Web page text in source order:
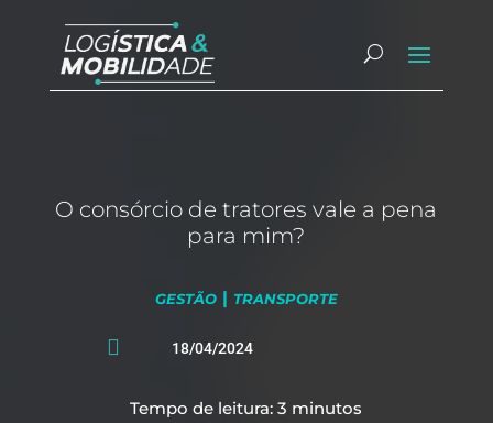
O consórcio de tratores vale a pena
para mim?
GESTÃO| TRANSPORTE
 18/04/2024
Tempo de leitura: 3 minutos